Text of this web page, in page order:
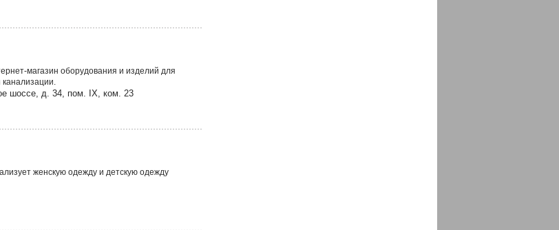
магазин оборудования и изделий для
шоссе, д. 34, пом. IX, ком. 23
женскую одежду и детскую одежду